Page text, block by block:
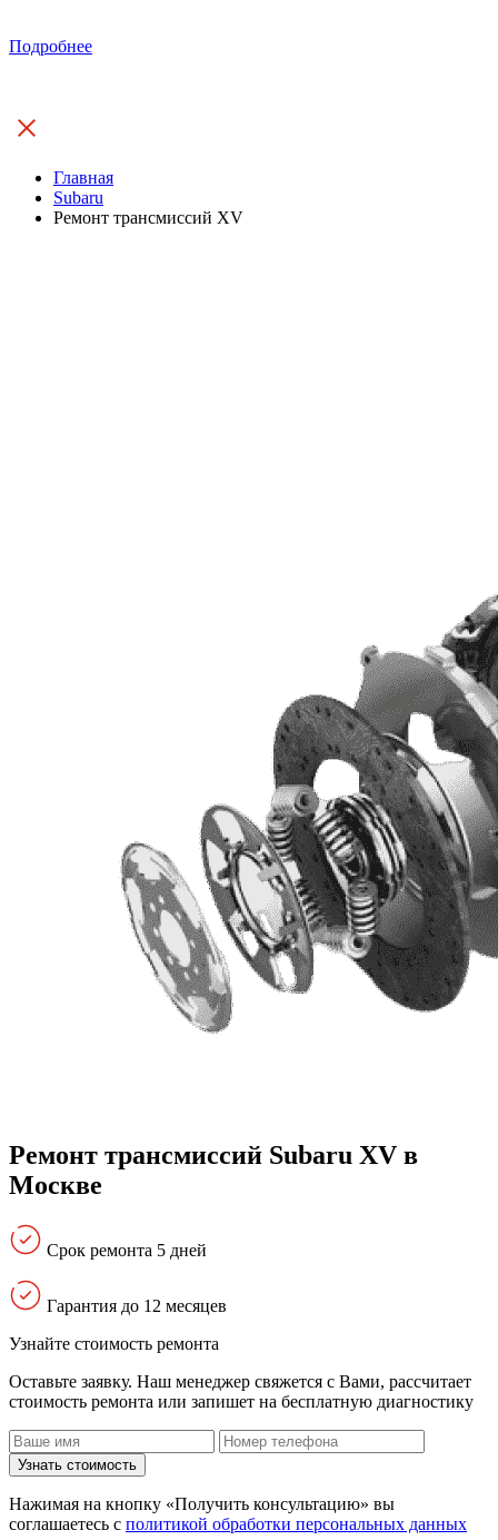
Подробнее
Главная
Subaru
Ремонт трансмиссий XV
Ремонт трансмиссий Subaru XV в
Москве
Срок ремонта 5 дней
Гарантия до 12 месяцев
Узнайте стоимость ремонта
Оставьте заявку. Наш менеджер свяжется с Вами, расcчитает
стоимость ремонта или запишет на бесплатную диагностику
Узнать стоимость
Нажимая на кнопку «Получить консультацию» вы
соглашаетесь с политикой обработки персональных данных